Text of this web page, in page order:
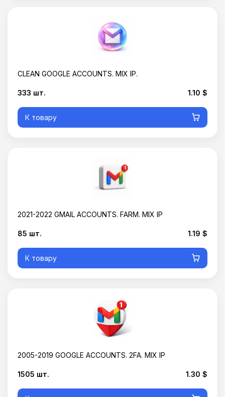
CLEAN GOOGLE ACCOUNTS. MIX IP.
333 шт. 1.10 $
К товару
2021-2022 GMAIL ACCOUNTS. FARM. MIX IP
85 шт. 1.19 $
К товару
2005-2019 GOOGLE ACCOUNTS. 2FA. MIX IP
1505 шт. 1.30 $